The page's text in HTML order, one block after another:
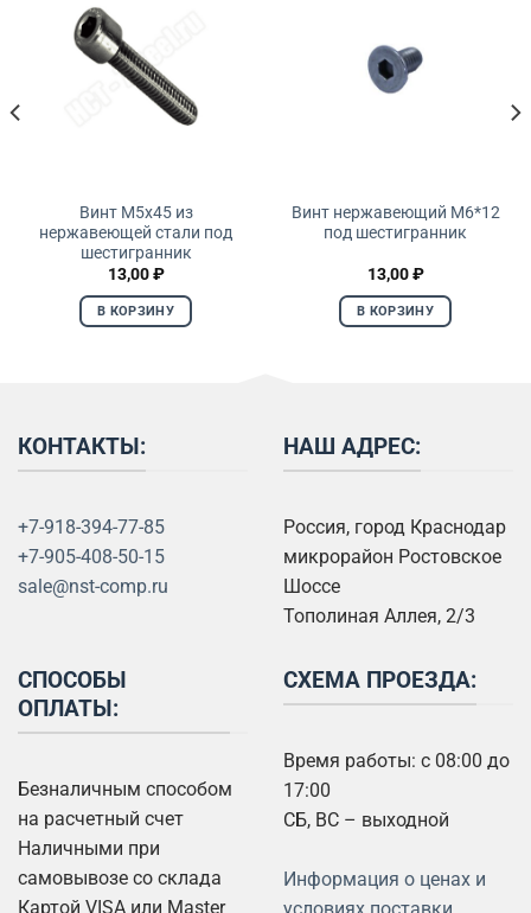
Винт М5х45 из
нержавеющей стали под
шестигранник
13,00₽
В КОРЗИНУ
Винт нержавеющий М6*12
под шестигранник
13,00₽
В КОРЗИНУ
КОНТАКТЫ:
+7-918-394-77-85
+7-905-408-50-15
sale@nst-comp.ru
НАШ АДРЕС:
Россия, город Краснодар
микрорайон Ростовское
Шоссе
Тополиная Аллея, 2/3
СПОСОБЫ
ОПЛАТЫ:
Безналичным способом
на расчетный счет
Наличными при
самовывозе со склада
Картой VISA или Master
СХЕМА ПРОЕЗДА:
Время работы: с 08:00 до
17:00
СБ, ВС – выходной
Информация о ценах и